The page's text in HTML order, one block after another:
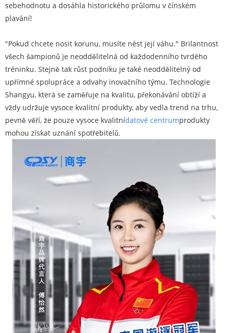
sebehodnotu a dosáhla historického průlomu v čínském
plavání!
"Pokud chcete nosit korunu, musíte nést její váhu." Brilantnost
všech šampionů je neoddělitelná od každodenního tvrdého
tréninku. Stejně tak růst podniku je také neoddělitelný od
upřímné spolupráce a odvahy inovačního týmu. Technologie
Shangyu, která se zaměřuje na kvalitu, překonávání obtíží a
vždy udržuje vysoce kvalitní produkty, aby vedla trend na trhu,
pevně věří, že pouze vysoce kvalitnídatové centrumprodukty
mohou získat uznání spotřebitelů.